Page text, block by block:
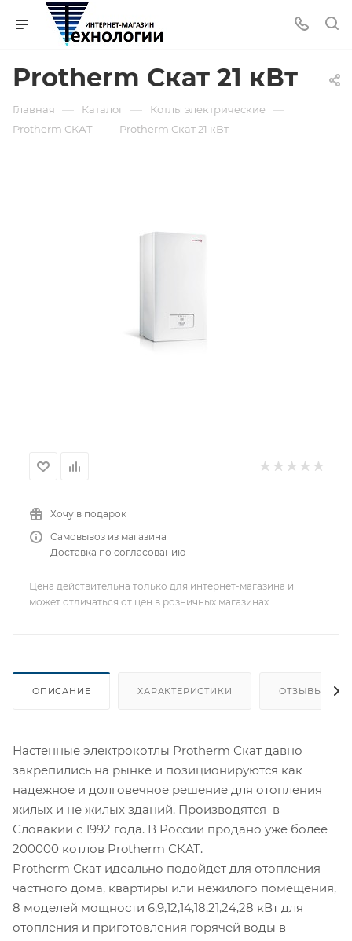
Protherm Скат 21 кВт
Главная — Каталог — Котлы электрические —
Protherm СКАТ — Protherm Скат 21 кВт
Хочу в подарок
Самовывоз из магазина
Доставка по согласованию
Цена действительна только для интернет-магазина и
может отличаться от цен в розничных магазинах
ОПИСАНИЕ ХАРАКТЕРИСТИКИ ОТЗЫВЫ
Настенные электрокотлы Protherm Скат давно
закрепились на рынке и позиционируются как
надежное и долговечное решение для отопления
жилых и не жилых зданий. Производятся в
Словакии с 1992 года. В России продано уже более
200000 котлов Protherm СКАТ.
Protherm Скат идеально подойдет для отопления
частного дома, квартиры или нежилого помещения,
8 моделей мощности 6,9,12,14,18,21,24,28 кВт для
отопления и приготовления горячей воды в